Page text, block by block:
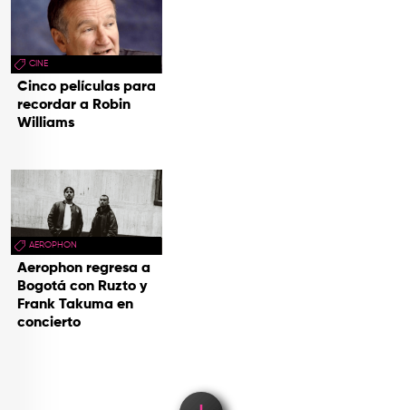
CINE
Cinco películas para
recordar a Robin
Williams
AEROPHON
Aerophon regresa a
Bogotá con Ruzto y
Frank Takuma en
concierto